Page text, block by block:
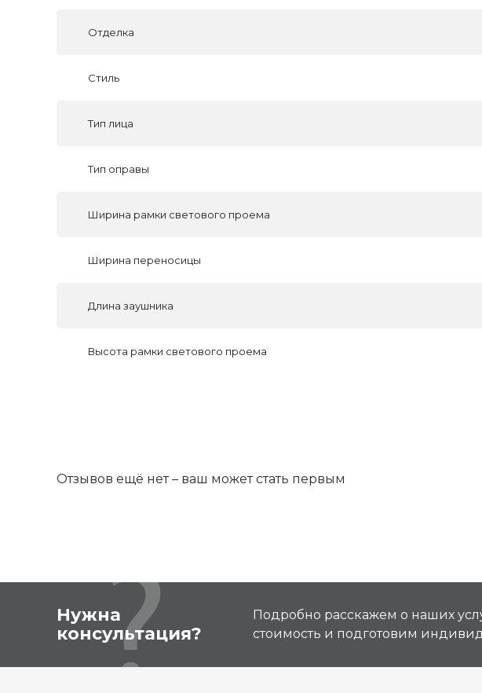
Отделка
Стиль
Тип лица
Тип оправы
Ширина рамки светового проема
Ширина переносицы
Длина заушника
Высота рамки светового проема
Отзывов ещё нет – ваш может стать первым
Нужна
консультация?
Подробно расскажем о наших
стоимость и подготовим